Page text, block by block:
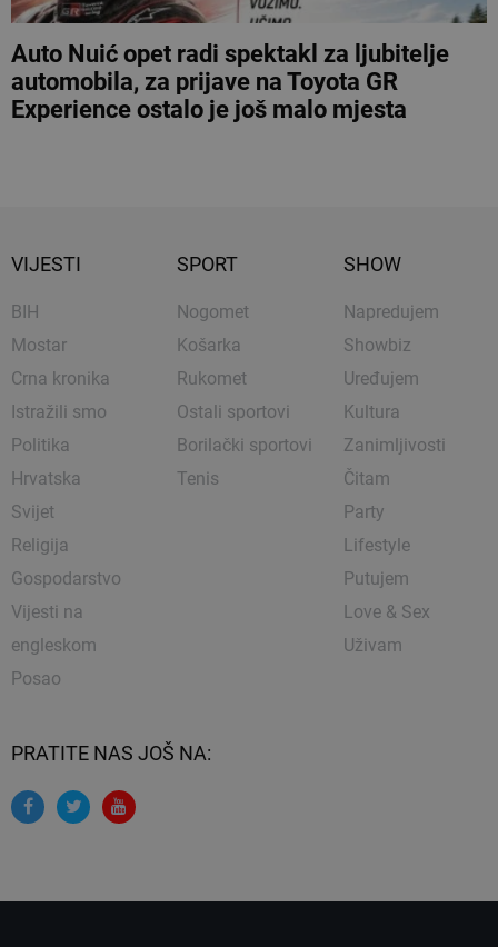
Auto Nuić opet radi spektakl za ljubitelje
automobila, za prijave na Toyota GR
Experience ostalo je još malo mjesta
VIJESTI
BIH
Mostar
Crna kronika
Istražili smo
Politika
Hrvatska
Svijet
Religija
Gospodarstvo
Vijesti na
engleskom
Posao
SPORT
Nogomet
Košarka
Rukomet
Ostali sportovi
Borilački sportovi
Tenis
SHOW
Napredujem
Showbiz
Uređujem
Kultura
Zanimljivosti
Čitam
Party
Lifestyle
Putujem
Love & Sex
Uživam
PRATITE NAS JOŠ NA: